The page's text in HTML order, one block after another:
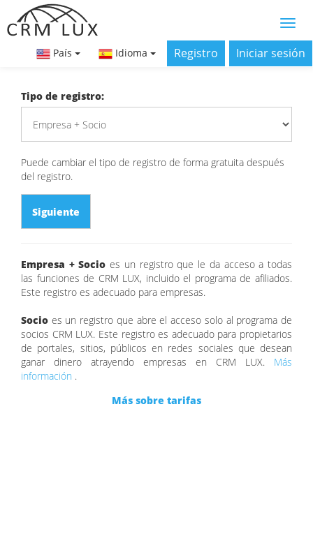
País Idioma Registro Iniciar sesión
Tipo de registro:
Puede cambiar el tipo de registro de forma gratuita después
del registro.
Siguiente
Empresa + Socioes un registro que le da acceso a todas
las funciones de CRM LUX, incluido el programa de afiliados.
Este registro es adecuado para empresas.
Socio es un registro que abre el acceso solo al programa de
socios CRM LUX. Este registro es adecuado para propietarios
de portales, sitios, públicos en redes sociales que desean
ganar dinero atrayendo empresas en CRM LUX. Más
información .
Más sobre tarifas